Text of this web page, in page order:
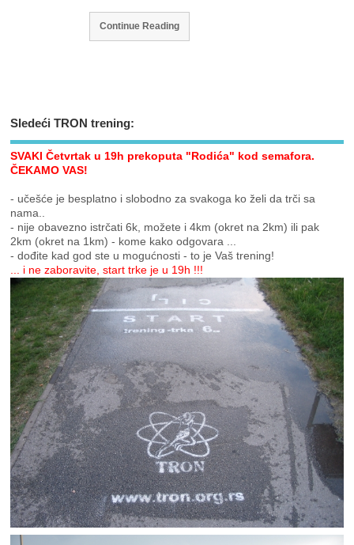
Continue Reading
Sledeći TRON trening:
SVAKI Četvrtak u 19h prekoputa "Rodića" kod semafora.
ČEKAMO VAS!
- učešće je besplatno i slobodno za svakoga ko želi da trči sa
nama..
- nije obavezno istrčati 6k, možete i 4km (okret na 2km) ili pak
2km (okret na 1km) - kome kako odgovara ...
- dođite kad god ste u mogućnosti - to je Vaš trening!
... i ne zaboravite, start trke je u 19h !!!